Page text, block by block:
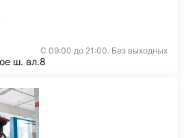
С 09:00 до 21:00. Без выходных
ш. вл.8